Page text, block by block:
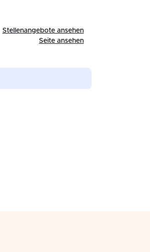
Stellenangebote ansehen
Seite ansehen